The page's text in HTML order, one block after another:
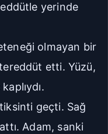
yerinde
olmayan bir
etti. Yüzü,
geçti. Sağ
Adam, sanki